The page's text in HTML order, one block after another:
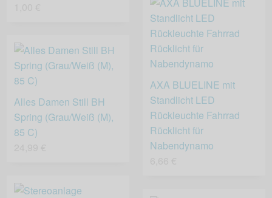
AXA BLUELINE mit
Standlicht LED
Rückleuchte Fahrrad
Rücklicht für
Nabendynamo
Alles Damen Still BH
Spring (Grau/Weiß (M),
85 C)